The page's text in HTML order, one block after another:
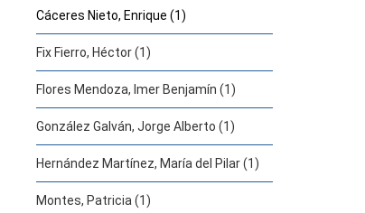
Cáceres Nieto, Enrique (1)
Fix Fierro, Héctor (1)
Flores Mendoza, Imer Benjamín (1)
González Galván, Jorge Alberto (1)
Hernández Martínez, María del Pilar (1)
Montes, Patricia (1)